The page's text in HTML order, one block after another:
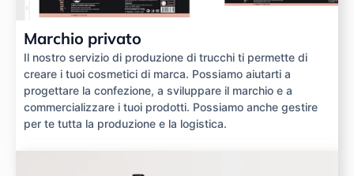
Marchio privato
Il nostro servizio di produzione di trucchi ti permette di
creare i tuoi cosmetici di marca. Possiamo aiutarti a
progettare la confezione, a sviluppare il marchio e a
commercializzare i tuoi prodotti. Possiamo anche gestire
per te tutta la produzione e la logistica.